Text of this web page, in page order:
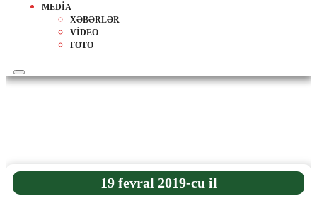
MEDİA
XƏBƏRLƏR
VİDEO
FOTO
19 fevral 2019-cu il